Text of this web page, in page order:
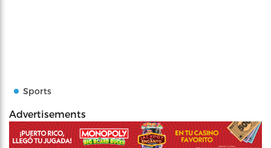
Sports
Advertisements